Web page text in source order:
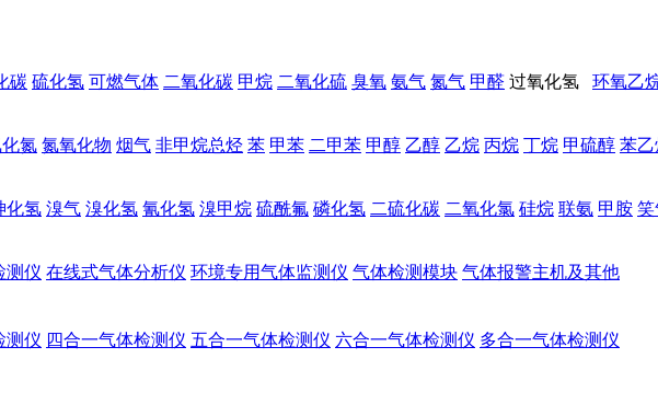
碳 硫化氢 可燃气体 二氧化碳 甲烷 二氧化硫 臭氧 氨气 氮气 甲醛 过氧化氢 环氧乙
氮 氮氧化物 烟气 非甲烷总烃 苯 甲苯 二甲苯 甲醇 乙醇 乙烷 丙烷 丁烷 甲硫醇 苯乙
化氢 溴气 溴化氢 氰化氢 溴甲烷 硫酰氟 磷化氢 二硫化碳 二氧化氯 硅烷 联氨 甲胺 笑
测仪 在线式气体分析仪 环境专用气体监测仪 气体检测模块 气体报警主机及其他
测仪 四合一气体检测仪 五合一气体检测仪 六合一气体检测仪 多合一气体检测仪